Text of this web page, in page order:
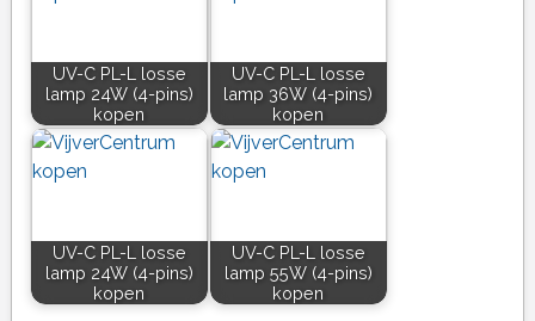
UV-C PL-L losse
lamp 24W (4-pins)
kopen
UV-C PL-L losse
lamp 36W (4-pins)
kopen
UV-C PL-L losse
lamp 24W (4-pins)
kopen
UV-C PL-L losse
lamp 55W (4-pins)
kopen